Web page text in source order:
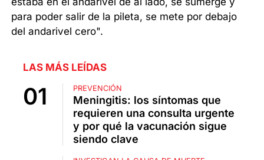
para poder salir de la pileta, se mete por debajo
del andarivel cero".
LAS MÁS LEÍDAS
PREVENCIÓN
Meningitis: los síntomas que
requieren una consulta urgente
y por qué la vacunación sigue
siendo clave